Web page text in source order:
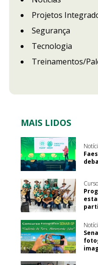
Projetos
Segurança
Tecnologia
Treinamentos/
MAIS LIDOS